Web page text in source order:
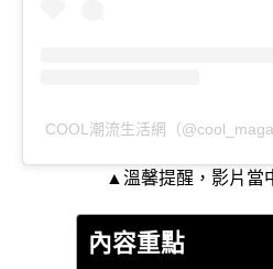
COOL潮流生活網（
▲溫馨提醒，影片當
內容重點